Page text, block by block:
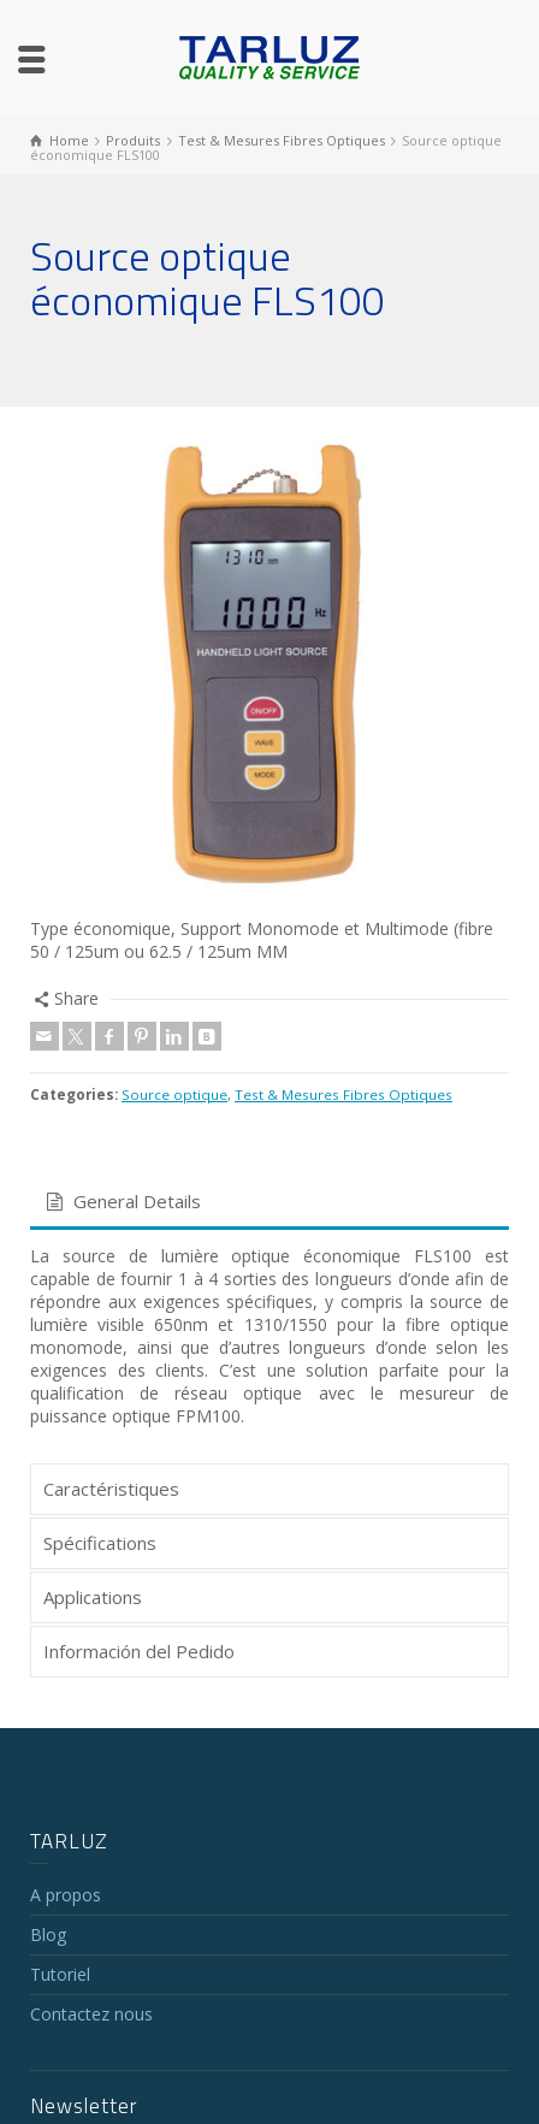
Home Produits Test & Mesures Fibres Optiques
Source optique
économique FLS100
Source optique
économique FLS100
Type économique, Support Monomode et Multimode (fibre
50 / 125um ou 62.5 / 125um MM
Share
Categories: Source optique, Test & Mesures Fibres Optiques
General Details
La source de lumière optique économique FLS100 est
capable de fournir 1 à 4 sorties des longueurs d’onde afin de
répondre aux exigences spécifiques, y compris la source de
lumière visible 650nm et 1310/1550 pour la fibre optique
monomode, ainsi que d’autres longueurs d’onde selon les
exigences des clients. C’est une solution parfaite pour la
qualification de réseau optique avec le mesureur de
puissance optique FPM100.
Caractéristiques
Spécifications
Applications
Información del Pedido
TARLUZ
A propos
Blog
Tutoriel
Contactez nous
Newsletter